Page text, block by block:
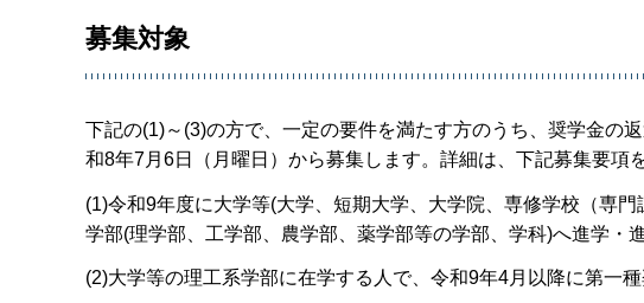
募集対象
下記の(1)～(3)の方で、一定の要件を満たす方のうち、奨学金の
和8年7月6日（月曜日）から募集します。詳細は、下記募集要項
(1)令和9年度に大学等(大学、短期大学、大学院、専修学校（専
学部(理学部、工学部、農学部、薬学部等の学部、学科)へ進学・
(2)大学等の理工系学部に在学する人で、令和9年4月以降に第一